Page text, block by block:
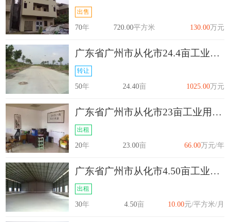
出售
70年 130.00万元
720.00平方米
广东省广州市从化市24.4亩工业用地转让
转让
50年 1025.00万元
24.40亩
广东省广州市从化市23亩工业用地出租
出租
20年 66.00万元/年
23.00亩
广东省广州市从化市4.50亩工业用地出租
出租
30年 10.00元/平方米/月
4.50亩